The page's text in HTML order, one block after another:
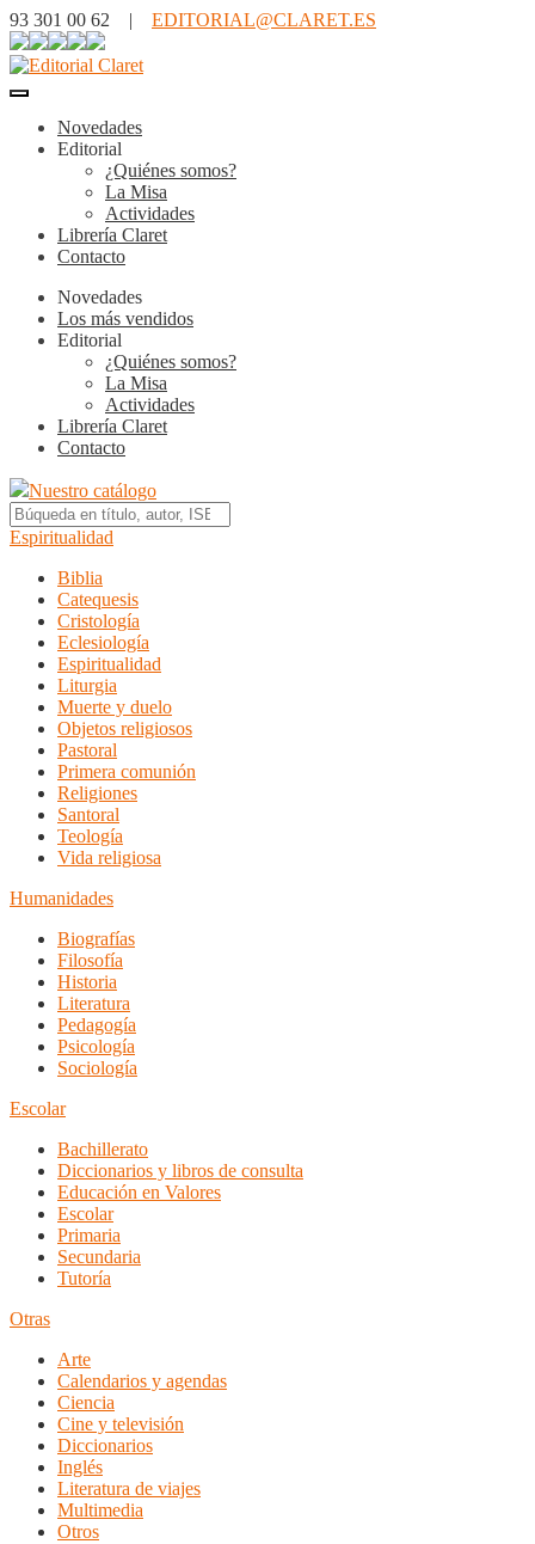
93 301 00 62 | EDITORIAL@CLARET.ES
Novedades
Editorial
¿Quiénes somos?
La Misa
Actividades
Librería Claret
Contacto
Novedades
Los más vendidos
Editorial
¿Quiénes somos?
La Misa
Actividades
Librería Claret
Contacto
Nuestro catálogo
Espiritualidad
Biblia
Catequesis
Cristología
Eclesiología
Espiritualidad
Liturgia
Muerte y duelo
Objetos religiosos
Pastoral
Primera comunión
Religiones
Santoral
Teología
Vida religiosa
Humanidades
Biografías
Filosofía
Historia
Literatura
Pedagogía
Psicología
Sociología
Escolar
Bachillerato
Diccionarios y libros de consulta
Educación en Valores
Escolar
Primaria
Secundaria
Tutoría
Otras
Arte
Calendarios y agendas
Ciencia
Cine y televisión
Diccionarios
Inglés
Literatura de viajes
Multimedia
Otros